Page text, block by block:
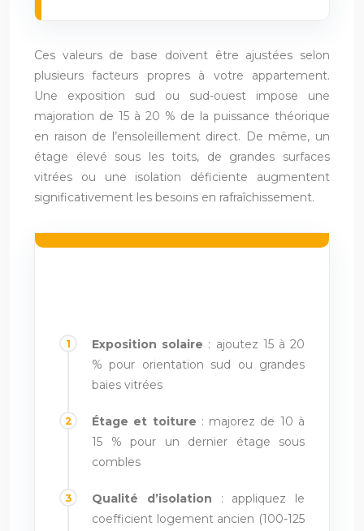
Ces valeurs de base doivent être ajustées selon
plusieurs facteurs propres à votre appartement.
Une exposition sud ou sud-ouest impose une
majoration de 15 à 20 % de la puissance théorique
en raison de l’ensoleillement direct. De même, un
étage élevé sous les toits, de grandes surfaces
vitrées ou une isolation déficiente augmentent
significativement les besoins en rafraîchissement.
Exposition solaire : ajoutez 15 à 20
% pour orientation sud ou grandes
baies vitrées
Étage et toiture : majorez de 10 à
15 % pour un dernier étage sous
combles
Qualité d’isolation : appliquez le
coefficient logement ancien (100-125